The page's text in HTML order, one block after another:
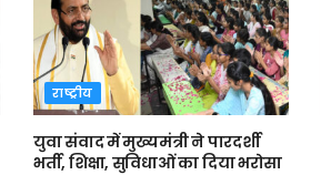
राष्ट्रीय
युवा संवाद में मुख्यमंत्री ने पारदर्शी
भर्ती, शिक्षा, सुविधाओं का दिया भरोसा